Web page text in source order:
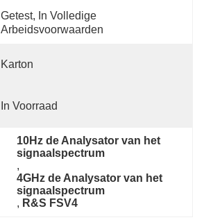
Getest, In Volledige
Arbeidsvoorwaarden
Karton
In Voorraad
10Hz de Analysator van het
signaalspectrum
,
4GHz de Analysator van het
signaalspectrum
, R&S FSV4